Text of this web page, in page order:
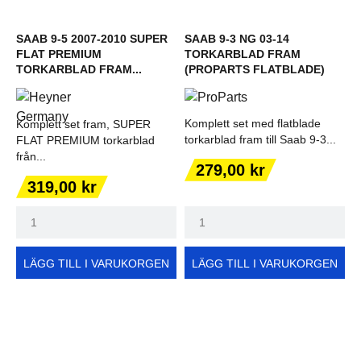
SAAB 9-5 2007-2010 SUPER
FLAT PREMIUM
TORKARBLAD FRAM...
Komplett set fram, SUPER
FLAT PREMIUM torkarblad
från...
Pris
319,00 kr
LÄGG TILL I VARUKORGEN
SAAB 9-3 NG 03-14
TORKARBLAD FRAM
(PROPARTS FLATBLADE)
Komplett set med flatblade
torkarblad fram till Saab 9-3...
Pris
279,00 kr
LÄGG TILL I VARUKORGEN